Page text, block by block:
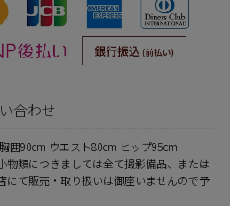
合わせ
囲90cm ウエスト80cm ヒップ95cm
類につきましては全て撮影備品、または
にて販売・取り扱いは御座いませんので予